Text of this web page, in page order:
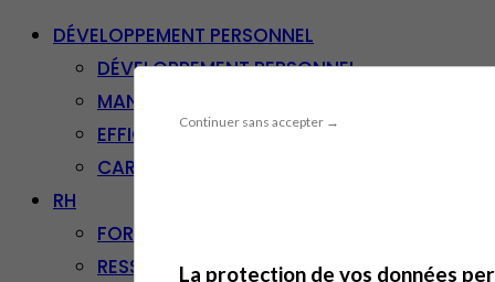
Continuer sans accepter →
La protection de vos données
DÉVELOPPEMENT PERSONNEL
DÉVELOPPEMENT PERSONNEL
MANAGEMENT
EFFICACITÉ PROFESSIONNELLE
CARRIÈRE & RECONVERSION
RH
FORMATION PROFESSIONNELLE
RESSOURCES HUMAINES